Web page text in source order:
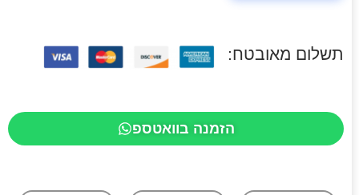
תשלום מאובטח:
הזמנה בוואטספ